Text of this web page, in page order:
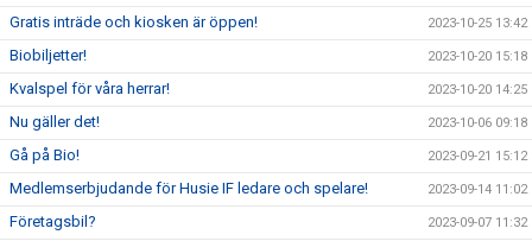
Gratis inträde och kiosken är öppen! 2023-10-25 13:42
Biobiljetter! 2023-10-20 15:18
Kvalspel för våra herrar! 2023-10-20 14:25
Nu gäller det! 2023-10-06 09:18
Gå på Bio! 2023-09-21 15:12
Medlemserbjudande för Husie IF ledare och spelare! 2023-09-14 11:02
Företagsbil? 2023-09-07 11:32